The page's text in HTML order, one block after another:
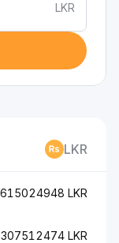
LKR
LKR
LKR
LKR